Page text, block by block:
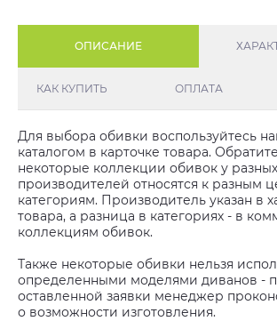
ОПИСАНИЕ
КАК КУПИТЬ ОПЛАТА
Для выбора обивки воспользуйтесь
каталогом в карточке товара.
некоторые коллекции обивок у разных
производителей относятся к разным
категориям. Производитель указан в
товара, а разница в категориях - в
коллекциям обивок.
Также некоторые обивки нельзя
определенными моделями диванов -
оставленной заявки менеджер
о возможности изготовления.